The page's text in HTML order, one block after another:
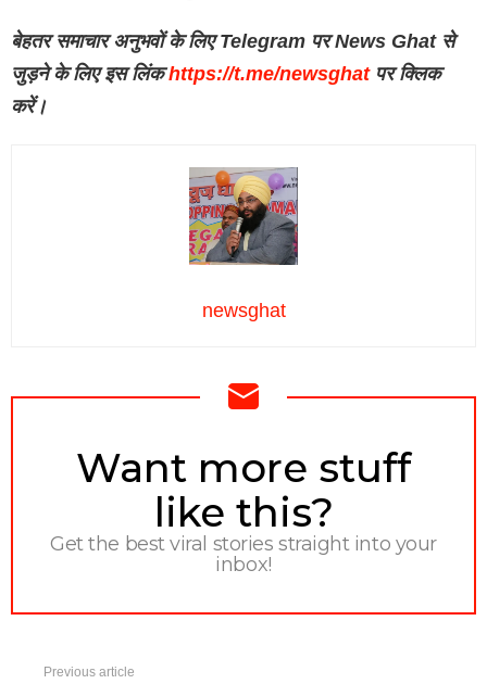
बेहतर समाचार अनुभवों के लिए Telegram पर News Ghat से
जुड़ने के लिए इस लिंकhttps://t.me/newsghatपर क्लिक
करें।
newsghat
NEWSLETTER
Want more stuff
like this?
Get the best viral stories straight into your
inbox!
Previous article